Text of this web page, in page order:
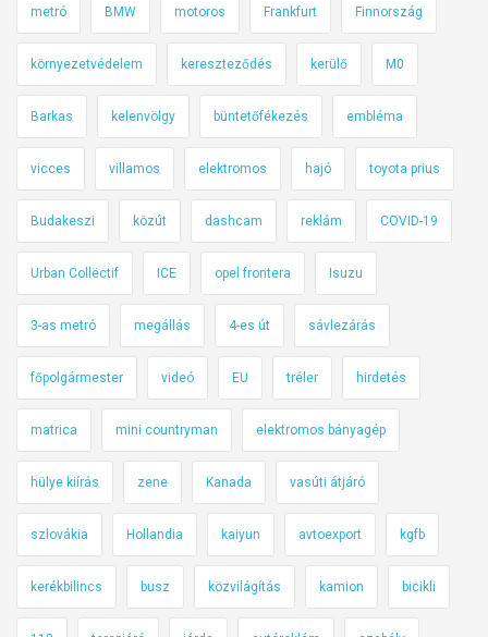
metró BMW motoros Frankfurt Finnország
környezetvédelem kereszteződés kerülő M0
Barkas kelenvölgy büntetőfékezés embléma
vicces villamos elektromos hajó toyota prius
Budakeszi közút dashcam reklám COVID-19
Urban Collëctif ICE opel frontera Isuzu
3-as metró megállás 4-es út sávlezárás
főpolgármester videó EU tréler hirdetés
matrica mini countryman elektromos bányagép
hülye kiírás zene Kanada vasúti átjáró
szlovákia Hollandia kaiyun avtoexport kgfb
kerékbilincs busz közvilágítás kamion bicikli